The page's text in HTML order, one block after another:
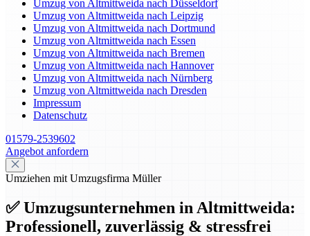
Umzug von Altmittweida nach Düsseldorf
Umzug von Altmittweida nach Leipzig
Umzug von Altmittweida nach Dortmund
Umzug von Altmittweida nach Essen
Umzug von Altmittweida nach Bremen
Umzug von Altmittweida nach Hannover
Umzug von Altmittweida nach Nürnberg
Umzug von Altmittweida nach Dresden
Impressum
Datenschutz
01579-2539602
Angebot anfordern
Umziehen mit Umzugsfirma Müller
✅ Umzugsunternehmen in Altmittweida:
Professionell, zuverlässig & stressfrei